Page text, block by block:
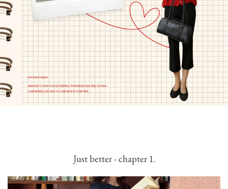
Just better - chapter 1.